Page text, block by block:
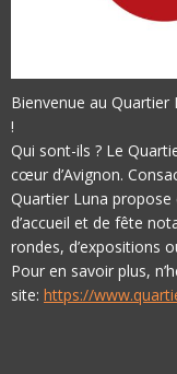
Bienvenue au
!
Qui sont-ils ? Le
cœur d’Avignon.
Quartier Luna propose
d’accueil et de fête
rondes, d’expositions
Pour en savoir plus,
site: https://